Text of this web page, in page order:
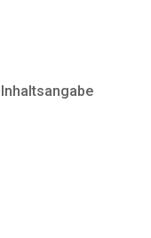
Inhaltsangabe